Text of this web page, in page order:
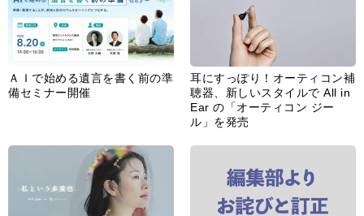
ＡＩで始める遺言を書く前の準
備セミナー開催
耳にすっぽり！オーティコン補
聴器、新しいスタイルで All in
Ear の「オーティコン ジー
ル」を発売